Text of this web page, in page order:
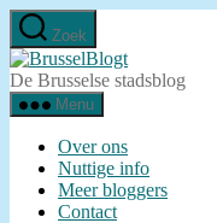
Ga
naar
de
inhoud
Zoek
BrusselBlogt
De Brusselse stadsblog
Menu
Over ons
Nuttige info
Meer bloggers
Contact